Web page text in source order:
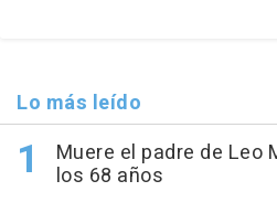
Lo más leído
Muere el padre de Leo
los 68 años